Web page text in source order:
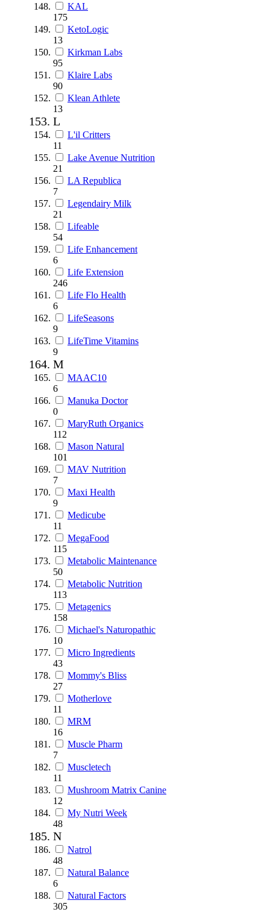
KAL
175
KetoLogic
13
Kirkman Labs
95
Klaire Labs
90
Klean Athlete
13
L
L'il Critters
11
Lake Avenue Nutrition
21
LA Republica
7
Legendairy Milk
21
Lifeable
54
Life Enhancement
6
Life Extension
246
Life Flo Health
6
LifeSeasons
9
LifeTime Vitamins
9
M
MAAC10
6
Manuka Doctor
0
MaryRuth Organics
112
Mason Natural
101
MAV Nutrition
7
Maxi Health
9
Medicube
11
MegaFood
115
Metabolic Maintenance
50
Metabolic Nutrition
113
Metagenics
158
Michael's Naturopathic
10
Micro Ingredients
43
Mommy's Bliss
27
Motherlove
11
MRM
16
Muscle Pharm
7
Muscletech
11
Mushroom Matrix Canine
12
My Nutri Week
48
N
Natrol
48
Natural Balance
6
Natural Factors
305